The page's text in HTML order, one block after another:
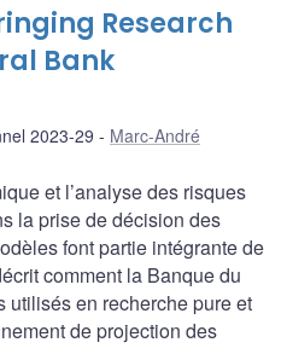
Research
Bank
2023-29
Marc-André
et l’analyse des risques
la prise de décision des
font partie intégrante de
comment la Banque du
en recherche pure et
de projection des